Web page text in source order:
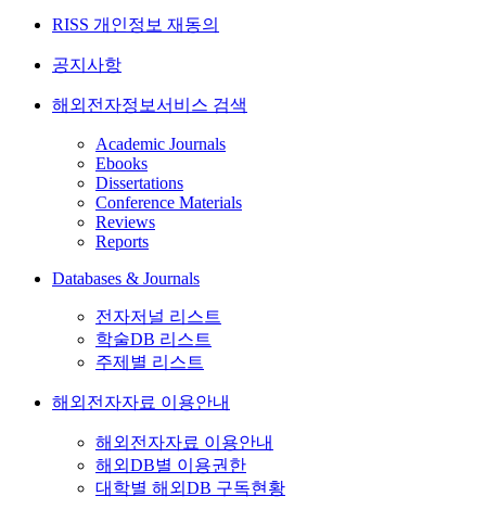
RISS 개인정보 재동의
공지사항
해외전자정보서비스 검색
Academic Journals
Ebooks
Dissertations
Conference Materials
Reviews
Reports
Databases & Journals
전자저널 리스트
학술DB 리스트
주제별 리스트
해외전자자료 이용안내
해외전자자료 이용안내
해외DB별 이용권한
대학별 해외DB 구독현황